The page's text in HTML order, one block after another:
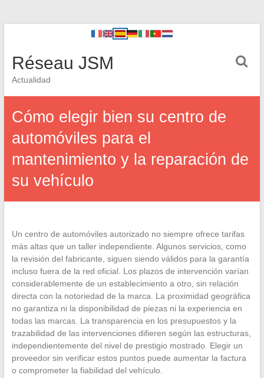
Réseau JSM
Actualidad
Cómo elegir bien su centro de
automóviles para el
mantenimiento y la reparación de
su vehículo
Un centro de automóviles autorizado no siempre ofrece tarifas
más altas que un taller independiente. Algunos servicios, como
la revisión del fabricante, siguen siendo válidos para la garantía
incluso fuera de la red oficial. Los plazos de intervención varían
considerablemente de un establecimiento a otro, sin relación
directa con la notoriedad de la marca. La proximidad geográfica
no garantiza ni la disponibilidad de piezas ni la experiencia en
todas las marcas. La transparencia en los presupuestos y la
trazabilidad de las intervenciones difieren según las estructuras,
independientemente del nivel de prestigio mostrado. Elegir un
proveedor sin verificar estos puntos puede aumentar la factura
o comprometer la fiabilidad del vehículo.